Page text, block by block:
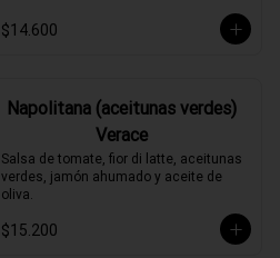
$14.600
Napolitana (aceitunas verdes)
Verace
Salsa de tomate, fior di latte, aceitunas
verdes, jamón ahumado y aceite de
oliva.
$15.200